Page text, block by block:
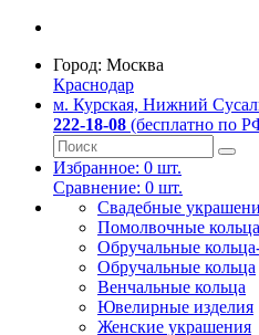
Город: Москва
Краснодар
м. Курская, Нижний
222-18-08 (бесплатно по
Избранное: 0 шт.
Сравнение: 0 шт.
Свадебные
Помолвочные кольца
Обручальные
Обручальные кольца
Венчальные кольца
Ювелирные изделия
Женские украшения